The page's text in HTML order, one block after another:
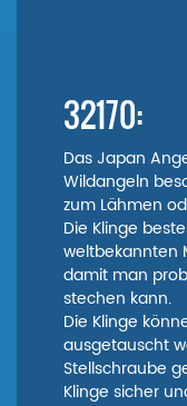
32170:
Das Japan
Wildangeln
zum Lähmen
Die Klinge
weltbekannten
damit man
stechen kann.
Die Klinge
ausgetauscht
Stellschraube
Klinge sicher